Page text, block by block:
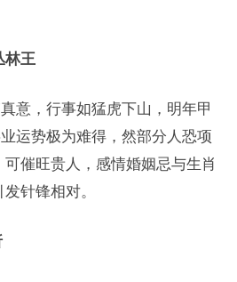
林王
意，行事如猛虎下山，明年甲
运势极为难得，然部分人恐项
催旺贵人，感情婚姻忌与生肖
针锋相对。